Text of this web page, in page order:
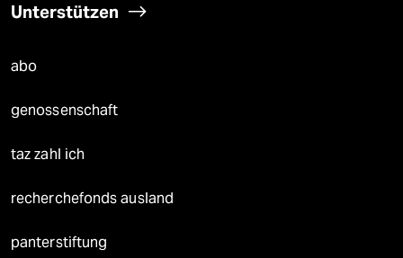
Unterstützen
abo
genossenschaft
taz zahl ich
recherchefonds ausland
panterstiftung